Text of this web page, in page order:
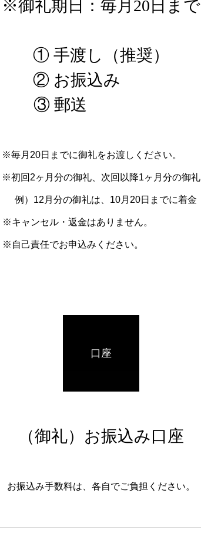
※御礼期日：毎月20日まで
① 手渡し（推奨）
② お振込み
③ 郵送
※毎月20日までに御礼をお渡しください。
※初回2ヶ月分の御礼、次回以降1ヶ月分の御礼
例）12月分の御礼は、10月20日までに着金
※キャンセル・返金はありません。
※自己責任でお申込みください。
口座
（御礼）お振込み口座
お振込み手数料は、各自でご負担ください。